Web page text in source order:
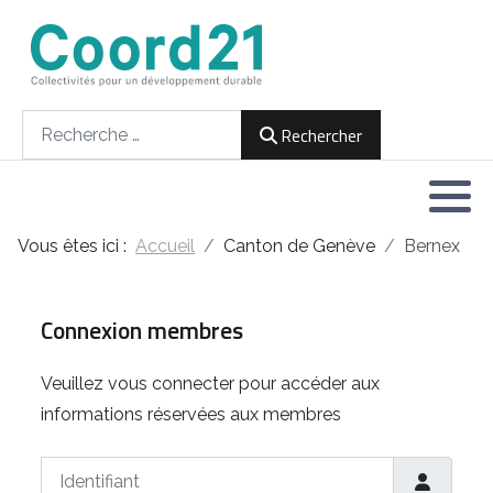
Rechercher
Vous êtes ici : Accueil Canton de Genève Bernex
Connexion membres
Veuillez vous connecter pour accéder aux
informations réservées aux membres
Identifiant
Développement durable et Agenda 21
Implémentation locale de l'Agenda
2021
2022
2024
Lettres d'informations
Rencontres thématiques
Documents